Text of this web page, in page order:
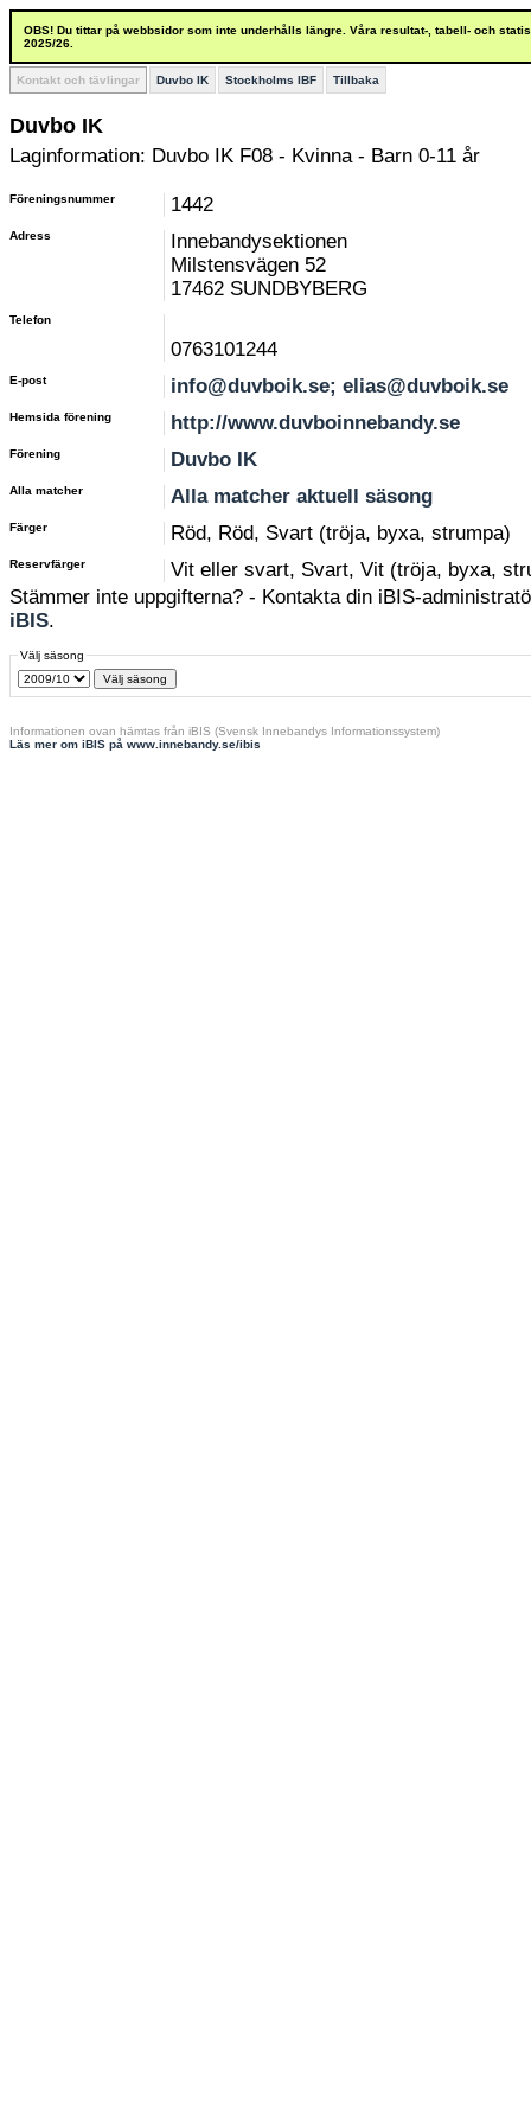
OBS! Du tittar på webbsidor som inte underhålls längre. Våra resultat-, tabell- och
2025/26.
Kontakt och tävlingar Duvbo IK Stockholms IBF Tillbaka
Duvbo IK
Laginformation: Duvbo IK F08 - Kvinna - Barn 0-11 år
Föreningsnummer 1442
Adress
Innebandysektionen
Milstensvägen 52
17462 SUNDBYBERG
Telefon
0763101244
E-post info@duvboik.se; elias@duvboik.se
Hemsida förening http://www.duvboinnebandy.se
Förening Duvbo IK
Alla matcher Alla matcher aktuell säsong
Färger Röd, Röd, Svart (tröja, byxa, strumpa)
Reservfärger
Vit eller svart, Svart, Vit (tröja, byxa,
Stämmer inte uppgifterna? - Kontakta din iBIS-
iBIS.
Välj säsong
Informationen ovan hämtas från iBIS (Svensk Innebandys Informationssystem)
Läs mer om iBIS på www.innebandy.se/ibis